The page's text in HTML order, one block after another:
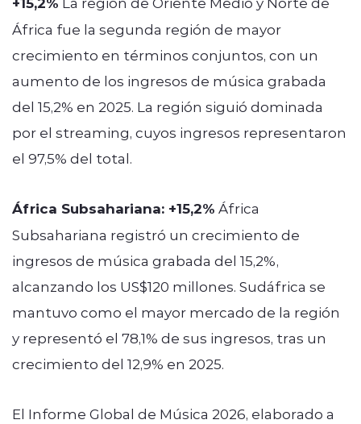
África fue la segunda región de mayor
crecimiento en términos conjuntos, con un
aumento de los ingresos de música grabada
del 15,2% en 2025. La región siguió dominada
por el streaming, cuyos ingresos representaron
el 97,5% del total.
África Subsahariana: +15,2% África
Subsahariana registró un crecimiento de
ingresos de música grabada del 15,2%,
alcanzando los US$120 millones. Sudáfrica se
mantuvo como el mayor mercado de la región
y representó el 78,1% de sus ingresos, tras un
crecimiento del 12,9% en 2025.
El Informe Global de Música 2026, elaborado a